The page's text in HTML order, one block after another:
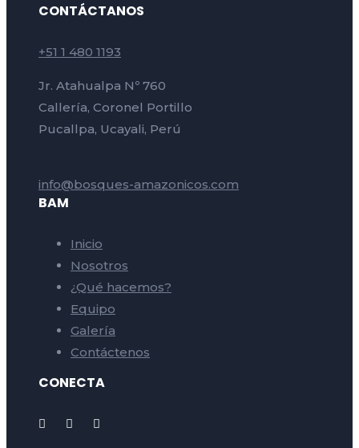
CONTÁCTANOS
+51 1 480 1193
Jr. Atahualpa Nº 760
Callería, Coronel Portillo
Pucallpa, Ucayali, Perú
info@bosques-amazonicos.com
BAM
Inicio
Nosotros
¿Qué hacemos?
Equipo
Galería
Contáctenos
CONECTA